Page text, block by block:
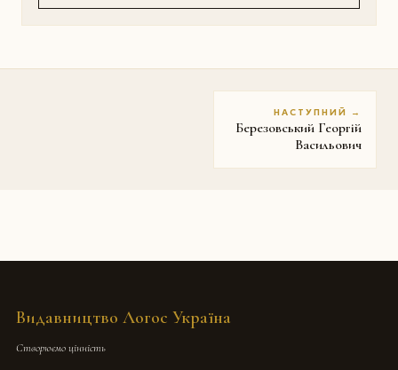
НАСТУПНИЙ →
Березовський Георгій
Васильович
Видавництво Логос Україна
Створюємо цінність